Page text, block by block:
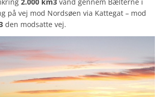
på vej mod Nordsøen via Kattegat – mod
den modsatte vej.